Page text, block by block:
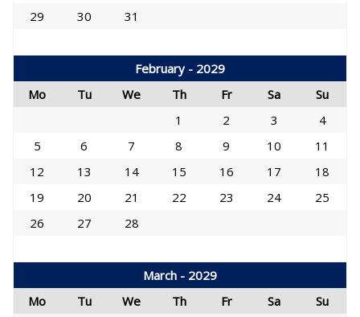
29
30 31
February - 2029
Mo
Tu We Th Fr Sa
Su
1
2 3
4
5
6 7 8 9 10
11
12
13 14 15 16 17
18
19
20 21 22 23 24
25
26
27 28
March - 2029
Mo
Tu We Th Fr Sa
Su